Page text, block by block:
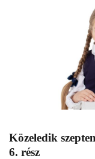
Közeledik
6. rész